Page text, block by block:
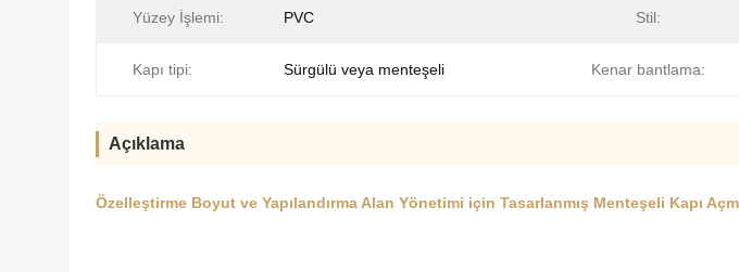
Yüzey İşlemi: PVC Stil:
Kapı tipi: Sürgülü veya menteşeli Kenar bantlama:
Açıklama
Özelleştirme Boyut ve Yapılandırma Alan Yönetimi için Tasarlanmış Menteşeli Kapı